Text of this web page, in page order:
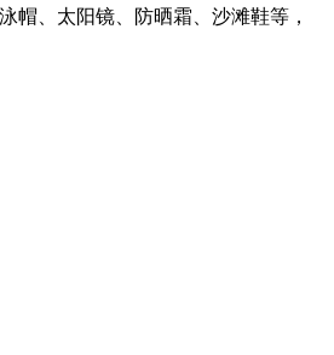
、太阳镜、防晒霜、沙滩鞋等，